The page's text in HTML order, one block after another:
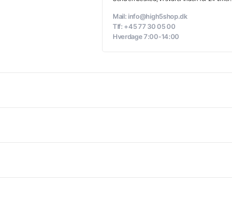
Mail: info@high5shop.dk
Tlf: +45 77 30 05 00
Hverdage 7:00-14:00